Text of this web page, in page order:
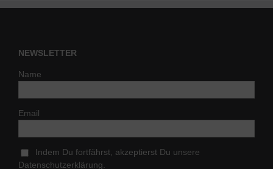
NEWSLETTER
Name
Email
Indem Du fortfährst, akzeptierst Du unsere
Datenschutzerklärung.